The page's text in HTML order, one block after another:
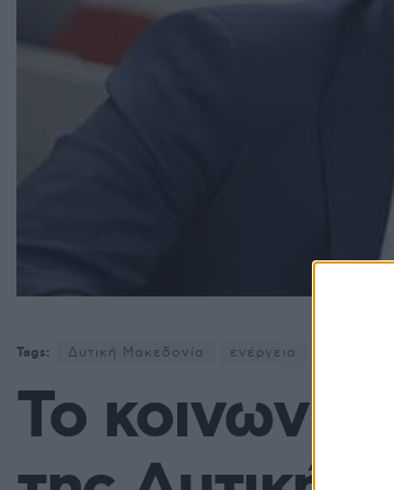
Tags: Δυτική Μακεδονία ενέργεια
Το